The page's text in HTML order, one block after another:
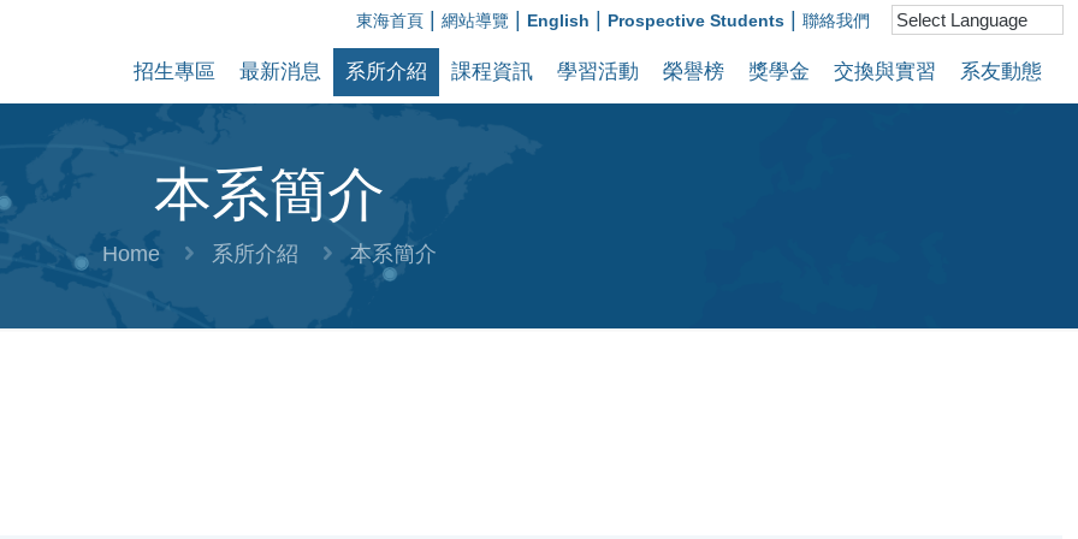
東海首頁 網站導覽 English Prospective Students 聯絡我們
招生專區 最新消息 系所介紹 課程資訊 學習活動 榮譽榜 獎學金 交換與實習 系友動態
本系簡介
Home 系所介紹 本系簡介